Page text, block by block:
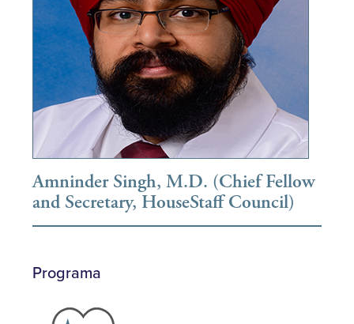
Amninder Singh, M.D. (Chief Fellow
and Secretary, HouseStaff Council)
Programa